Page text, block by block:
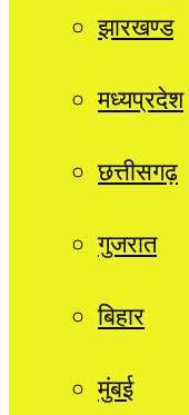
झारखण्ड
मध्यप्रदेश
छत्तीसगढ़
गुजरात
बिहार
मुंबई